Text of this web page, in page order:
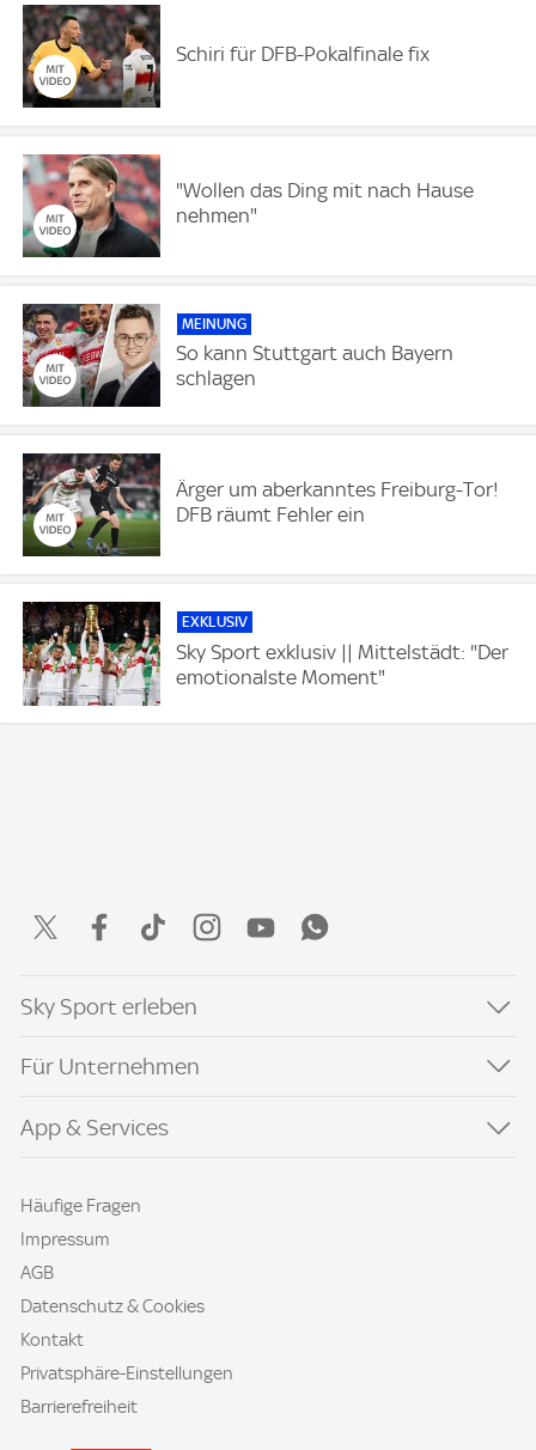
Schiri für DFB-Pokalfinale fix
"Wollen das Ding mit nach Hause
nehmen"
MEINUNG
So kann Stuttgart auch Bayern
schlagen
Ärger um aberkanntes Freiburg-Tor!
DFB räumt Fehler ein
EXKLUSIV
Sky Sport exklusiv || Mittelstädt: "Der
emotionalste Moment"
Sky Sport erleben
Für Unternehmen
App & Services
Häufige Fragen
Impressum
AGB
Datenschutz & Cookies
Kontakt
Privatsphäre-Einstellungen
Barrierefreiheit